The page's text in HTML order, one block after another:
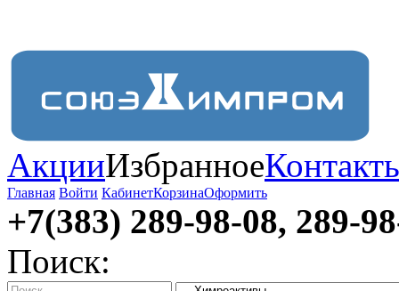
АкцииИзбранное
Главная Войти КабинетКорзинаОформить
+7(383) 289-98-08, 289-
Поиск: